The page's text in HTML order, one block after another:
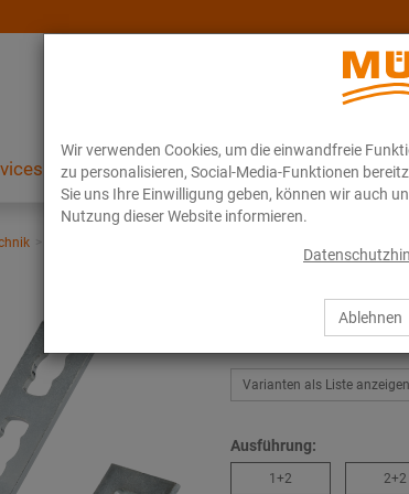
Wir verwenden Cookies, um die einwandfreie
zu personalisieren, Social-Media-Funktionen
Sie uns Ihre Einwilligung geben, können wir auch
Nutzung dieser Website informieren.
Ablehnen
Referenzen Über MÜPRO Maritim
MPR-
Varianten als Liste anzeigen
Ausführung:
1+2 2+2